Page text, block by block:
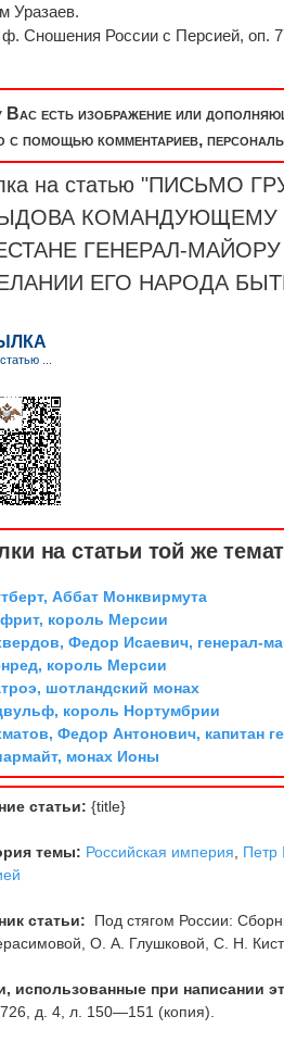
Уразаев.
Сношения России с Персией, оп.
Вас есть изображение или
помощью комментариев,
на статью "ПИСЬМО
КОМАНДУЮЩЕМУ
ГЕНЕРАЛ-МАЙОРУ
ЕГО НАРОДА
на статьи той же
Аббат Монквирмута
король Мерсии
Федор Исаевич, генерал-
король Мерсии
шотландский монах
король Нортумбрии
Федор Антонович, капитан
монах Ионы
статьи: {title}
темы: Российская империя Петр I
статьи:
Под стягом России:
О. А. Глушковой, С. Н.
использованные при написании
д. 4, л. 150—151 (копия).